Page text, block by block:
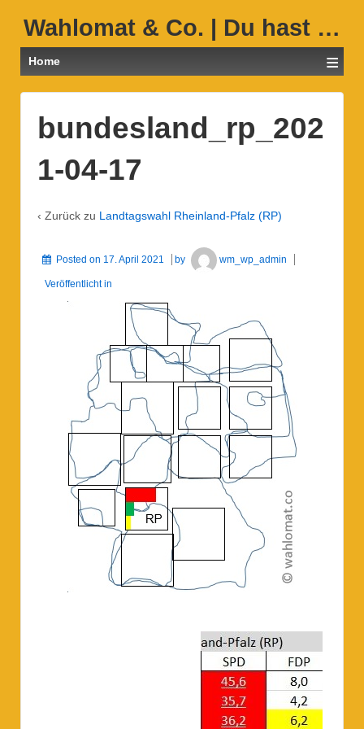
Wahlomat & Co. | Du hast …
Home ≡
bundesland_rp_202
1-04-17
‹ Zurück zu Landtagswahl Rheinland-Pfalz (RP)
Posted on 17. April 2021 by wm_wp_admin
Veröffentlicht in